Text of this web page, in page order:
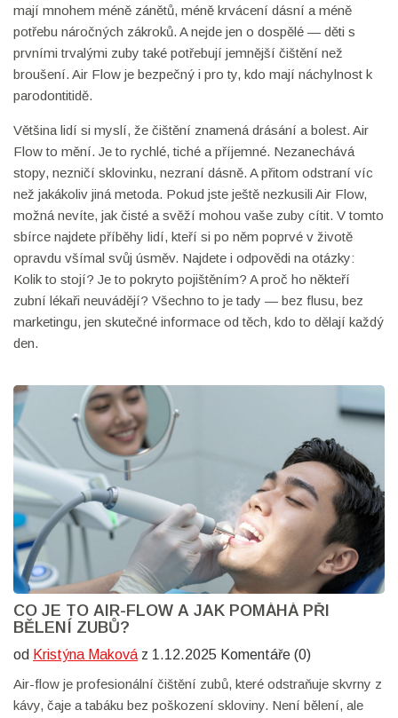
mají mnohem méně zánětů, méně krvácení dásní a méně
potřebu náročných zákroků. A nejde jen o dospělé — děti s
prvními trvalými zuby také potřebují jemnější čištění než
broušení. Air Flow je bezpečný i pro ty, kdo mají náchylnost k
parodontitidě.
Většina lidí si myslí, že čištění znamená drásání a bolest. Air
Flow to mění. Je to rychlé, tiché a příjemné. Nezanechává
stopy, nezničí sklovinku, nezraní dásně. A přitom odstraní víc
než jakákoliv jiná metoda. Pokud jste ještě nezkusili Air Flow,
možná nevíte, jak čisté a svěží mohou vaše zuby cítit. V tomto
sbírce najdete příběhy lidí, kteří si po něm poprvé v životě
opravdu všímal svůj úsměv. Najdete i odpovědi na otázky:
Kolik to stojí? Je to pokryto pojištěním? A proč ho někteří
zubní lékaři neuvádějí? Všechno to je tady — bez flusu, bez
marketingu, jen skutečné informace od těch, kdo to dělají každý
den.
CO JE TO AIR-FLOW A JAK POMÁHÁ PŘI
BĚLENÍ ZUBŮ?
od Kristýna Maková z 1.12.2025 Komentáře (0)
Air-flow je profesionální čištění zubů, které odstraňuje skvrny z
kávy, čaje a tabáku bez poškození skloviny. Není bělení, ale